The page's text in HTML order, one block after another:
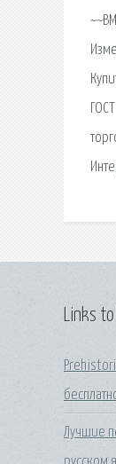
Links
Лучшие